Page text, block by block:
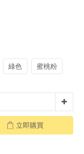
綠色 蜜桃粉
立即購買